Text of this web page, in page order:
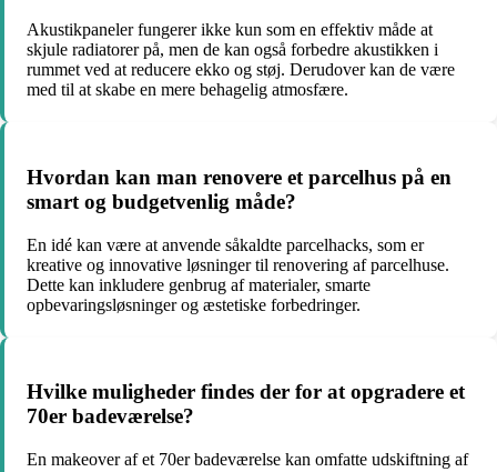
Akustikpaneler fungerer ikke kun som en effektiv måde at
skjule radiatorer på, men de kan også forbedre akustikken i
rummet ved at reducere ekko og støj. Derudover kan de være
med til at skabe en mere behagelig atmosfære.
Hvordan kan man renovere et parcelhus på en
smart og budgetvenlig måde?
En idé kan være at anvende såkaldte parcelhacks, som er
kreative og innovative løsninger til renovering af parcelhuse.
Dette kan inkludere genbrug af materialer, smarte
opbevaringsløsninger og æstetiske forbedringer.
Hvilke muligheder findes der for at opgradere et
70er badeværelse?
En makeover af et 70er badeværelse kan omfatte udskiftning af